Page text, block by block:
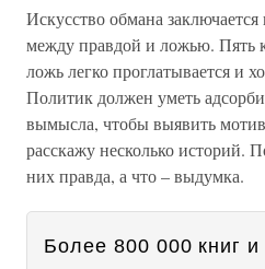
Искусство обмана
между правдой и ложью. Пять
ложь легко проглатывается и
Политик должен уметь
вымысла, чтобы выявить
расскажу несколько историй.
них правда, а что – выдумка.
Более 800 000 книг и